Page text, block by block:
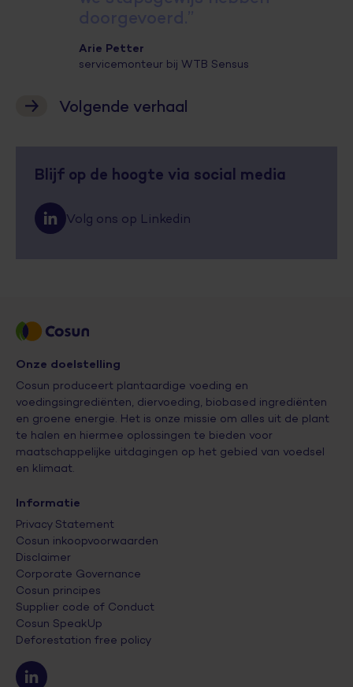
Arie Petter
servicemonteur bij WTB Sensus
Volgende verhaal
Blijf op de hoogte via social media
Volg ons op Linkedin
Onze doelstelling
Cosun produceert plantaardige voeding en
voedingsingrediënten, diervoeding, biobased ingrediënten
en groene energie. Het is onze missie om alles uit de plant
te halen en hiermee oplossingen te bieden voor
maatschappelijke uitdagingen op het gebied van voedsel
en klimaat.
Informatie
Privacy Statement
Cosun inkoopvoorwaarden
Disclaimer
Corporate Governance
Cosun principes
Supplier code of Conduct
Cosun SpeakUp
Deforestation free policy